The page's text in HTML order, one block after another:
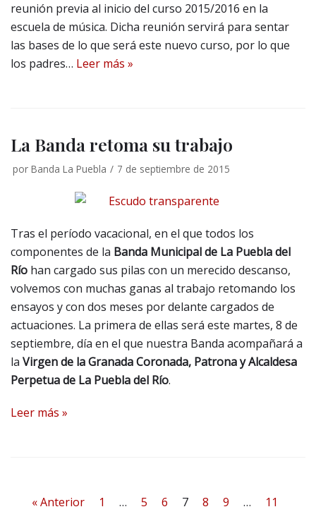
reunión previa al inicio del curso 2015/2016 en la
escuela de música. Dicha reunión servirá para sentar
las bases de lo que será este nuevo curso, por lo que
los padres… Leer más »
La Banda retoma su trabajo
por Banda La Puebla 7 de septiembre de 2015
Tras el período vacacional, en el que todos los
componentes de la Banda Municipal de La Puebla del
Río han cargado sus pilas con un merecido descanso,
volvemos con muchas ganas al trabajo retomando los
ensayos y con dos meses por delante cargados de
actuaciones. La primera de ellas será este martes, 8 de
septiembre, día en el que nuestra Banda acompañará a
la Virgen de la Granada Coronada, Patrona y Alcaldesa
Perpetua de La Puebla del Río.
Leer más »
« Anterior 1 … 5 6 7 8 9 … 11